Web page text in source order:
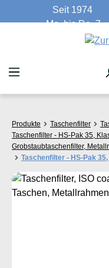
Zum HauptinhaltSeit 1974
Mo. bis Do. 7 -
Produkte Taschenfilter
Taschenfilter - HS-Pak 35,
Grobstaubtaschenfilter,
Taschenfilter - HS-Pak
Bildergalerie